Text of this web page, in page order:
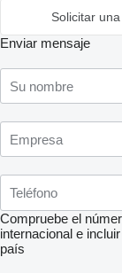
Solicitar
Enviar mensaje
Compruebe el
internacional e
país